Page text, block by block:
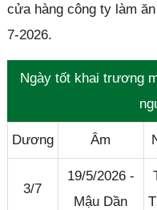
cửa hàng công ty làm
7-2026.
Ngày tốt khai trương
Dương Âm
3/7
19/5/2026 -
Mậu Dần